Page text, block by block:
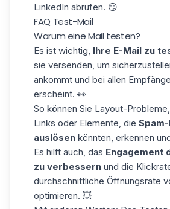
LinkedIn abrufen. 😏
FAQ Test-Mail
Warum eine Mail testen?
Es ist wichtig, Ihre E-Mail zu
sie versenden, um
ankommt und bei allen
erscheint. 👀
So können Sie Layout-
Links oder Elemente, die
auslösen könnten, erkennen
Es hilft auch, das Engagement
zu verbessern und die
durchschnittliche Öffnungsrate
optimieren. 💥